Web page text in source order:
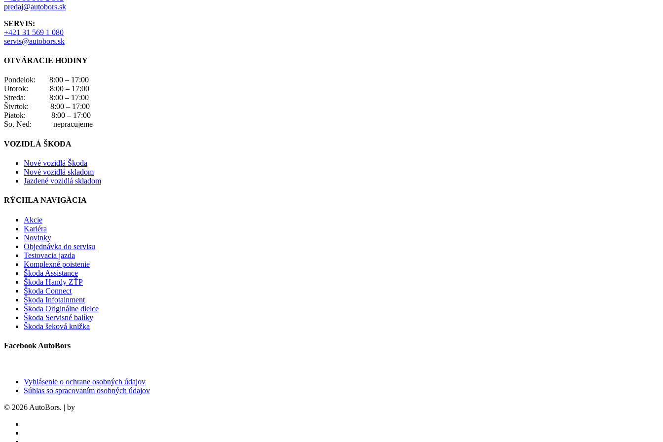
predaj@autobors.sk
SERVIS:
+421 31 569 1 080
servis@autobors.sk
OTVÁRACIE HODINY
Pondelok: 8:00 – 17:00
Utorok: 8:00 – 17:00
Streda: 8:00 – 17:00
Štvrtok: 8:00 – 17:00
Piatok: 8:00 – 17:00
So, Ned: nepracujeme
VOZIDLÁ ŠKODA
Nové vozidlá Škoda
Nové vozidlá skladom
Jazdené vozidlá skladom
RÝCHLA NAVIGÁCIA
Akcie
Kariéra
Novinky
Objednávka do servisu
Testovacia jazda
Komplexné poistenie
Škoda Assistance
Škoda Handy ZŤP
Škoda Connect
Škoda Infotainment
Škoda Originálne dielce
Škoda Servisné balíky
Škoda šeková knižka
Facebook AutoBors
Vyhlásenie o ochrane osobných údajov
Súhlas so spracovaním osobných údajov
© 2026 AutoBors. | by